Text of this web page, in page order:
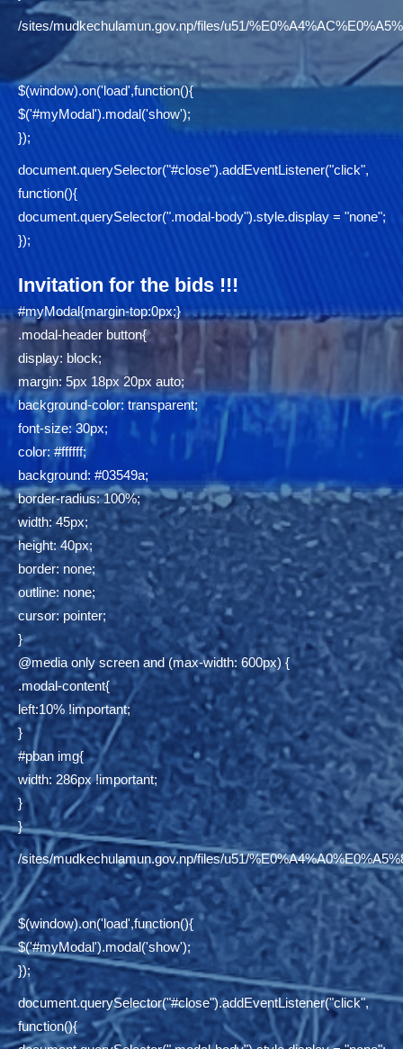
/sites/mudkechulamun.gov.np/files/u51/
$(window).on('load',function(){
$('#myModal').modal('show');
});
document.querySelector("#close").addEventListener("click",
function(){
document.querySelector(".modal-body").style.display = "none";
});
Invitation for the bids !!!
#myModal{margin-top:0px;}
.modal-header button{
display: block;
margin: 5px 18px 20px auto;
background-color: transparent;
font-size: 30px;
color: #ffffff;
background: #03549a;
border-radius: 100%;
width: 45px;
height: 40px;
border: none;
outline: none;
cursor: pointer;
}
@media only screen and (max-width: 600px) {
.modal-content{
left:10% !important;
}
#pban img{
width: 286px !important;
}
}
/sites/mudkechulamun.gov.np/files/u51/
$(window).on('load',function(){
$('#myModal').modal('show');
});
document.querySelector("#close").addEventListener("click",
function(){